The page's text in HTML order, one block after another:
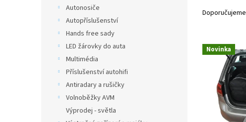
Autonosiče
Autopříslušenství
Hands free sady
LED žárovky do auta
Multimédia
Příslušenství autohifi
Antiradary a rušičky
Volnoběžky AVM
Výprodej - světla
n
Doporučujeme
V Novinka